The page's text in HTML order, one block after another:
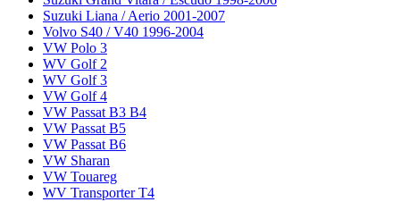
Suzuki Liana / Aerio 2001-2007
Volvo S40 / V40 1996-2004
VW Polo 3
WV Golf 2
WV Golf 3
VW Golf 4
VW Passat B3 B4
VW Passat B5
VW Passat B6
VW Sharan
VW Touareg
WV Transporter T4